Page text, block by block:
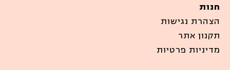
חנות
הצהרת נגישות
תקנון אתר
מדיניות פרטיות